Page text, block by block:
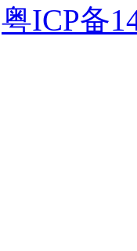
粤ICP备